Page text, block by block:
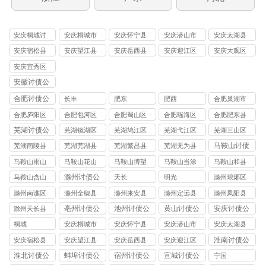
安庆桐城讨
债
安庆桐城市
讨债
安庆怀宁县
讨债
安庆潜山市
讨债
安庆太湖县
讨债
安庆宿松县
讨债
安庆望江县
安庆岳西县
安庆迎江区
安庆大观区
安庆宜秀区
讨债
安徽讨债公
司
合肥讨债公
司
长丰 肥东 肥西
合肥巢湖市
讨债公司
合肥庐阳区
讨债公司
合肥包河区
讨债公司
合肥蜀山区
讨债公司
合肥瑶海区
讨债公司
合肥肥东县
讨债公司
芜湖讨债公
司
芜湖镜湖区
讨债公司
芜湖鸠江区
讨债公司
芜湖弋江区
讨债公司
芜湖三山区
讨债公司
芜湖南陵县
讨债公司
芜湖芜湖县
讨债公司
芜湖繁昌县
讨债公司
芜湖无为县
讨债公司
马鞍山讨债
公司
马鞍山雨山
区讨债公司
马鞍山花山
区讨债公司
马鞍山博望
区讨债公司
马鞍山当涂
县讨债公司
马鞍山和县
讨债公司
马鞍山含山
县讨债公司
滁州讨债公
司
天长 明光
滁州琅琊区
讨债公司
滁州南谯区
讨债公司
滁州全椒县
讨债公司
滁州来安县
讨债公司
滁州定远县
讨债公司
滁州凤阳县
讨债公司
滁州天长县
讨债公司
亳州讨债公
司
池州讨债公
司
黄山讨债公
司
安庆讨债公
司
桐城
安庆桐城市
讨债公司
安庆怀宁县
讨债公司
安庆潜山市
讨债公司
安庆太湖县
讨债公司
安庆宿松县
讨债公司
安庆望江县
讨债公司
安庆岳西县
讨债公司
安庆迎江区
讨债公司
淮南讨债公
司
淮北讨债公
蚌埠讨债公
宿州讨债公
宣城讨债公
宁国